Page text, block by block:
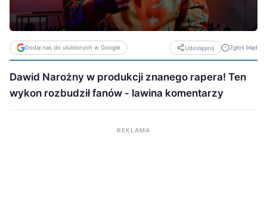
Dodaj nas do ulubionych w Google Udostępnij Zgłoś błąd
Dawid Narożny w produkcji znanego rapera! Ten
wykon rozbudził fanów - lawina komentarzy
REKLAMA